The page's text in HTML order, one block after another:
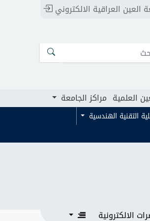
مراكز الجامعة
العين العراقية الالكتروني
العلمية مراكز الجامعة
التقنية الهندسية
الالكترونية